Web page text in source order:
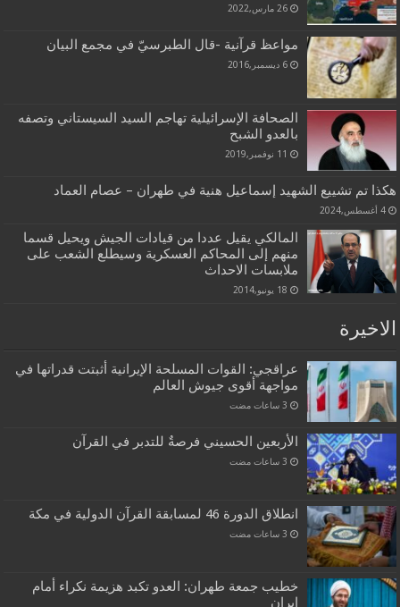
26 مارس,2022
مواعظ قرآنية -قال الطبرسيّ في مجمع البيان
6 ديسمبر,2016
الصحافة الإسرائيلية تهاجم السيد السيستاني وتصفه
بالعدو الشبح
11 نوفمبر,2019
هكذا تم تشييع الشهيد إسماعيل هنية في طهران – عصام العماد
4 أغسطس,2024
المالكي يقيل عددا من قيادات الجيش ويحيل قسما
منهم إلى المحاكم العسكرية وسيطلع الشعب على
ملابسات الاحداث
18 يونيو,2014
الاخيرة
عراقجي: القوات المسلحة الإيرانية أثبتت قدراتها في
مواجهة أقوى جيوش العالم
الأربعين الحسيني فرصةٌ للتدبر في القرآن
انطلاق الدورة 46 لمسابقة القرآن الدولية في مكة
خطيب جمعة طهران: العدو تكبد هزيمة نكراء أمام
إيران